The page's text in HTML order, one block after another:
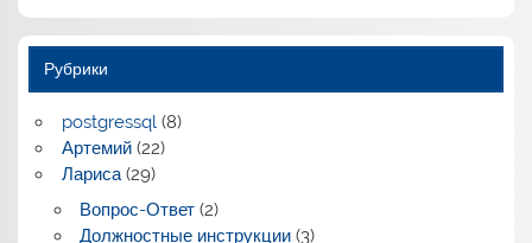
Рубрики
postgressql(8)
Артемий(22)
Лариса(29)
Вопрос-Ответ(2)
Должностные инструкции(3)